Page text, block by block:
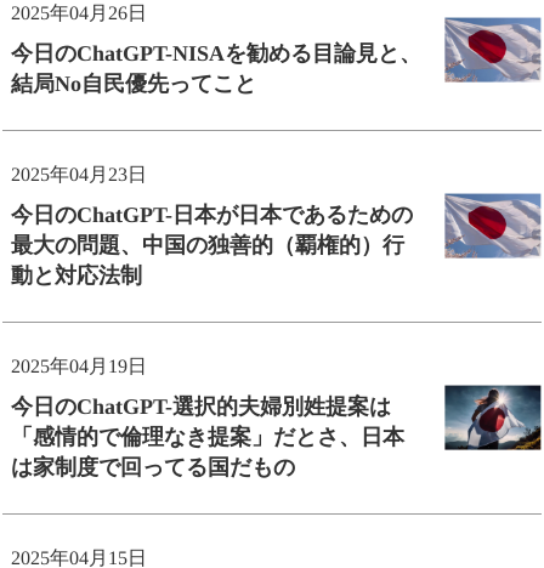
2025年04月26日
今日のChatGPT-NISAを勧める目論見と、
結局No自民優先ってこと
2025年04月23日
今日のChatGPT-日本が日本であるための
最大の問題、中国の独善的（覇権的）行
動と対応法制
2025年04月19日
今日のChatGPT-選択的夫婦別姓提案は
「感情的で倫理なき提案」だとさ、日本
は家制度で回ってる国だもの
2025年04月15日